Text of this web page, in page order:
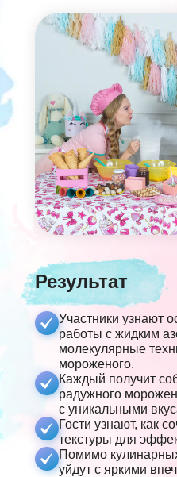
Участники узнают
работы с жидким
молекулярные
мороженого.
Каждый получит
радужного
с уникальными
Гости узнают, как
текстуры для
Помимо
уйдут с яркими
Результат